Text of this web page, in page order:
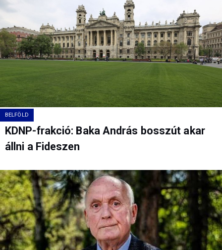
BELFÖLD
KDNP-frakció: Baka András bosszút akar
állni a Fideszen